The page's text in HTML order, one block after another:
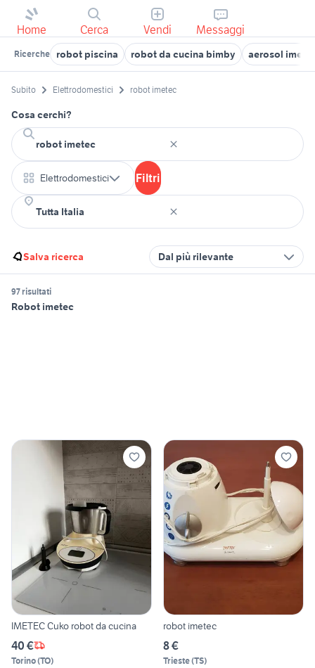
Home Cerca Vendi Messaggi
Ricerche robot piscina robot da cucina bimby aerosol
Subito Elettrodomestici robot imetec
Cosa cerchi?
Elettrodomestici Filtri
Salva ricerca Dal più rilevante
97 risultati
Robot imetec
IMETEC Cuko robot da cucina
40 €
Torino(TO)
robot imetec
8 €
Trieste(TS)